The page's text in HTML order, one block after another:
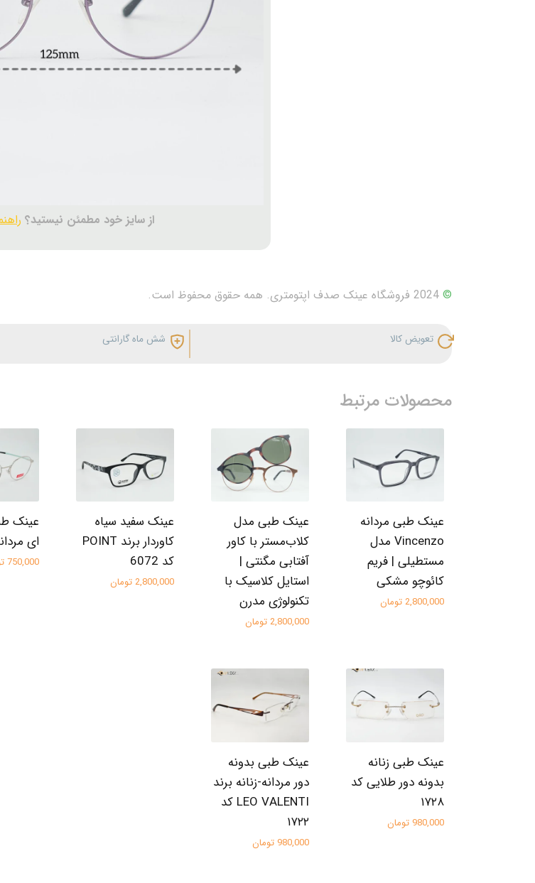
از سایز خود مطمئن نیستید؟
©
تعویض کالا شش ماه گارانتی
محصولات مرتبط
عینک طبی مردانه
Vincenzo مدل
مستطیلی | فریم
کائوچو مشکی
2,800,000 تومان
عینک طبی مدل
کلاب‌مستر با کاور
آفتابی مگنتی |
استایل کلاسیک با
تکنولوژی مدرن
2,800,000 تومان
عینک سفید سیاه
کاور‌دار برند POINT
کد 6072
2,800,000 تومان
عینک
ای
750,000 تومان
عینک طبی زنانه
بدونه دور طلایی کد
۱۷۲۸
980,000 تومان
عینک طبی بدونه
دور مردانه-زنانه برند
LEO VALENTI کد
۱۷۲۲
980,000 تومان